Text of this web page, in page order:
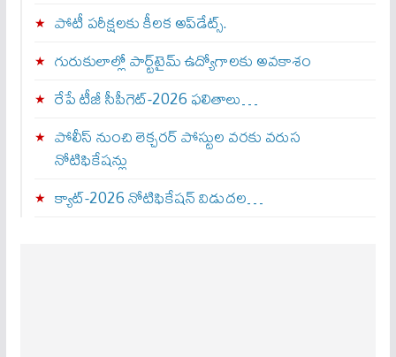
పోటీ పరీక్షలకు కీలక అప్‌డేట్స్.
గురుకులాల్లో పార్ట్‌టైమ్ ఉద్యోగాలకు అవకాశం
రేపే టీజీ సీపీగెట్‌-2026 ఫలితాలు…
పోలీస్ నుంచి లెక్చరర్ పోస్టుల వరకు వరుస
నోటిఫికేషన్లు
క్యాట్-2026 నోటిఫికేషన్ విడుదల…